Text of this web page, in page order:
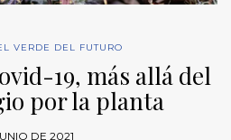
VERDE DEL FUTURO
19, más allá del
por la planta
DE 2021